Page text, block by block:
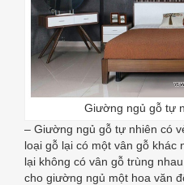
Giường ngủ gỗ tự
– Giường ngủ gỗ tự nhiên có
loại gỗ lại có một vân gỗ khác
lại không có vân gỗ trùng
cho giường ngủ một hoa văn